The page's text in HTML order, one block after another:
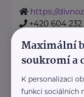
https://
+420 604 232
Green Doors
Maximální
soukromí a
K personalizaci
funkcí sociálních